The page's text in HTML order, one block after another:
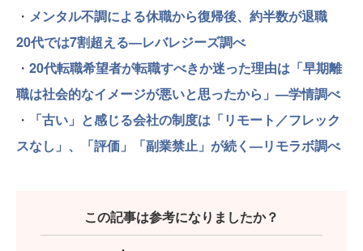
・ メンタル不調による休職から復帰後、約半数が退職
20代では7割超える—レバレジーズ調べ
・ 20代転職希望者が転職すべきか迷った理由は「早期離
職は社会的なイメージが悪いと思ったから」—学情調べ
・
「古い」と感じる会社の制度は「リモート／フレック
スなし」、「評価」「副業禁止」が続く—リモラボ調べ
この記事は参考になりましたか？